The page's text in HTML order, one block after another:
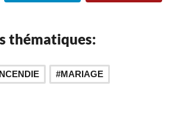
thématiques:
MARIAGE